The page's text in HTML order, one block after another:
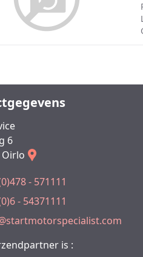
6
Oirlo
- 571111
- 54371111
is :